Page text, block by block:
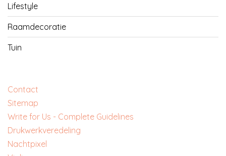
Lifestyle
Raamdecoratie
Tuin
Contact
Sitemap
Write for Us - Complete Guidelines
‎Drukwerkveredeling
‎Nachtpixel